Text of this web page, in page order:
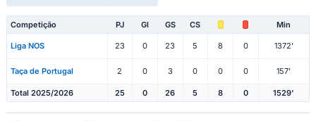
Competição PJ Gl GS CS Min
Liga NOS 23 0 23 5 8 0 1372'
Taça de Portugal 2 0 3 0 0 0 157'
Total 2025/2026 25 0 26 5 8 0 1529'